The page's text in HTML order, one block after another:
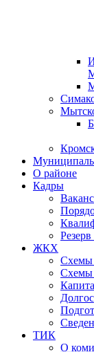
О районе
Кадры
ЖКХ
Схемы
Схемы
ТИК
О